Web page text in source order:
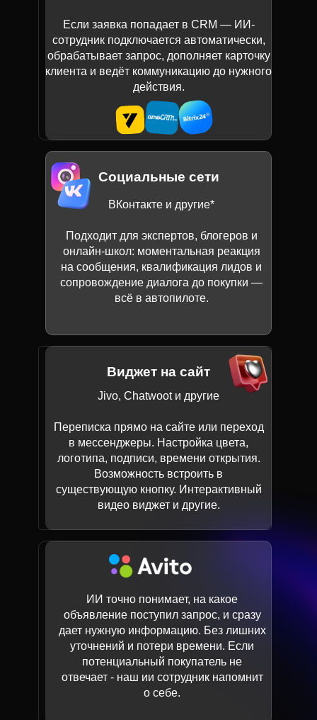
Если заявка попадает в CRM — ИИ-
сотрудник подключается автоматически,
обрабатывает запрос, дополняет карточку
клиента и ведёт коммуникацию до нужного
действия.
ИИ точно понимает, на какое
объявление поступил запрос, и сразу
дает нужную информацию. Без лишних
уточнений и потери времени. Если
потенциальный покупатель не
отвечает - наш ии сотрудник напомнит
о себе.
Социальные сети
ВКонтакте и другие*
Подходит для экспертов, блогеров и
онлайн-школ: моментальная реакция
на сообщения, квалификация лидов и
сопровождение диалога до покупки —
всё в автопилоте.
Jivo, Chatwoot и другие
Переписка прямо на сайте или переход
в мессенджеры. Настройка цвета,
логотипа, подписи, времени открытия.
Возможность встроить в
существующую кнопку. Интерактивный
видео виджет и другие.
Виджет на сайт